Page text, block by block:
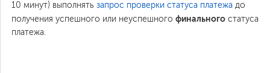
10 минут) выполнять запрос проверки статуса платежа до
получения успешного или неуспешного финального статуса
платежа.